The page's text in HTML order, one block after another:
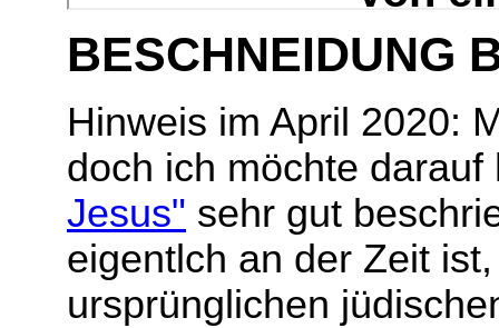
BESCHNEIDUNG
Hinweis im April 2020:
doch ich möchte
Jesus" sehr gut
eigentlch an der Zeit
ursprünglichen